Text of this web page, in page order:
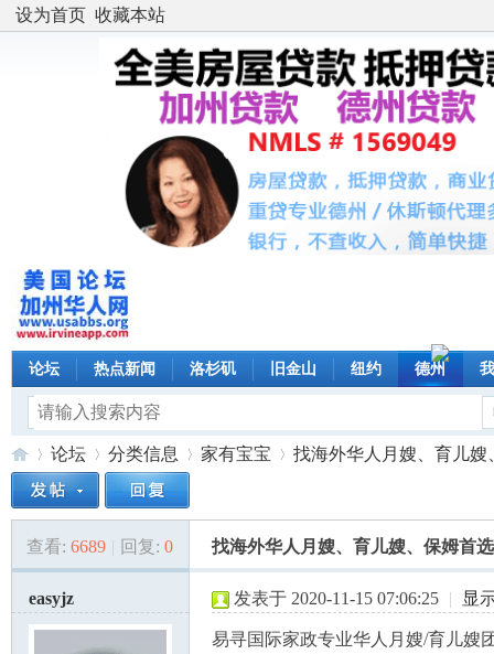
设为首页 收藏本站
论坛 热点新闻 洛杉矶 旧金山 纽约 德州
美»
论坛
›
分类信息 家有宝宝
›
找海外华人月嫂、育儿嫂
查看: 6689 | 回复: 0 找海外华人月嫂、育儿嫂、保姆首
easyjz 发表于 2020-11-15 07:06:25 | 显
易寻国际家政专业华人月嫂/育儿嫂